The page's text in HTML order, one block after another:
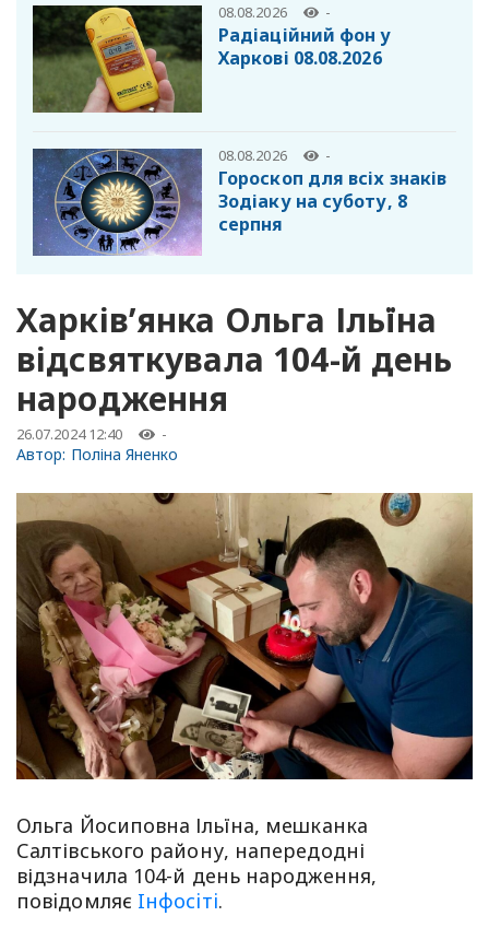
08.08.2026 -
Радіаційний фон у
Харкові 08.08.2026
08.08.2026 -
Гороскоп для всіх знаків
Зодіаку на суботу, 8
серпня
Харків’янка Ольга Ільїна
відсвяткувала 104-й день
народження
26.07.2024 12:40 -
Автор: Поліна Яненко
Ольга Йосиповна Ільїна, мешканка
Салтівського району, напередодні
відзначила 104-й день народження,
повiдомляє Iнфосiтi.